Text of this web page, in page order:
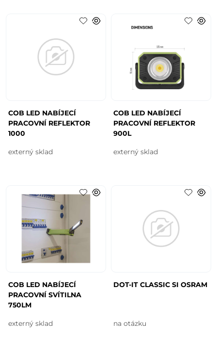
COB LED NABÍJECÍ
PRACOVNÍ REFLEKTOR
1000
externý sklad
COB LED NABÍJECÍ
PRACOVNÍ REFLEKTOR
900L
externý sklad
COB LED NABÍJECÍ
PRACOVNÍ SVÍTILNA
750LM
externý sklad
DOT-IT CLASSIC SI OSRAM
na otázku